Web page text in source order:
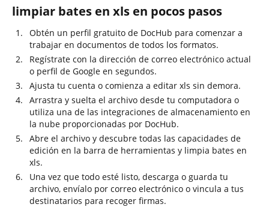
limpiar bates en xls en pocos pasos
Obtén un perfil gratuito de DocHub para comenzar a
trabajar en documentos de todos los formatos.
Regístrate con la dirección de correo electrónico actual
o perfil de Google en segundos.
Ajusta tu cuenta o comienza a editar xls sin demora.
Arrastra y suelta el archivo desde tu computadora o
utiliza una de las integraciones de almacenamiento en
la nube proporcionadas por DocHub.
Abre el archivo y descubre todas las capacidades de
edición en la barra de herramientas y limpia bates en
xls.
Una vez que todo esté listo, descarga o guarda tu
archivo, envíalo por correo electrónico o vincula a tus
destinatarios para recoger firmas.